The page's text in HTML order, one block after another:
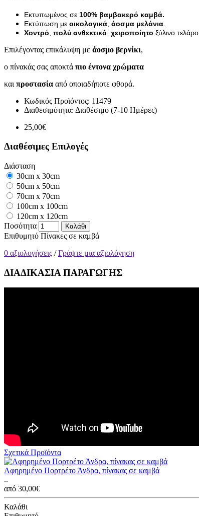
Εκτυπωμένος σε 100% βαμβακερό καμβά.
Εκτύπωση με οικολογικά άοσμα μελάνια
Χοντρό πολύ ανθεκτικό χειροποίητο ξύλινο τελάρο.
Επιλέγοντας επικάλυψη με άοσμο βερνίκι,
ο πίνακάς σας αποκτά πιο έντονα χρώματα
και προστασία από οποιαδήποτε φθορά.
Κωδικός Προϊόντος: 11479
Διαθεσιμότητα: Διαθέσιμο (7-10 Ημέρες)
25,00€
Διαθέσιμες Επιλογές
Διάσταση
30cm x 30cm
50cm x 50cm
70cm x 70cm
100cm x 100cm
120cm x 120cm
Ποσότητα
Καλάθι
Επιθυμητό Πίνακες σε καμβά
0 αξιολογήσεις /Γράψτε μια αξιολόγηση
ΔΙΑΔΙΚΑΣΙΑ ΠΑΡΑΓΩΓΗΣ
Σχετικά Προϊόντα
Αφηρημένο Πορτρέτο Άνδρα, πίνακας σε καμβά
..
από 30,00€
Καλάθι